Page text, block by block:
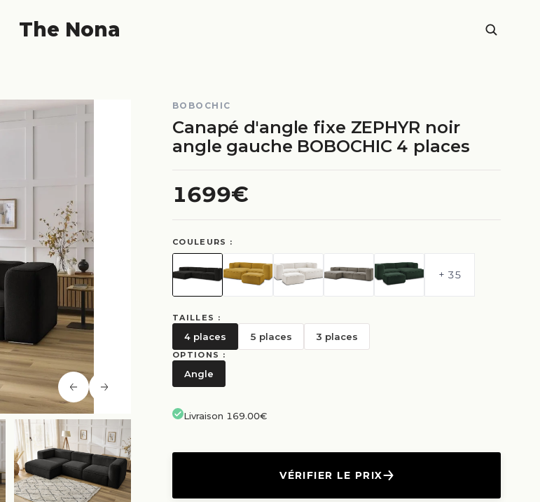
The Nona
BOBOCHIC
Canapé d'angle fixe ZEPHYR noir
angle gauche BOBOCHIC 4 places
1699€
COULEURS :
+ 35
TAILLES :
4 places 5 places 3 places
OPTIONS :
Angle
Livraison 169.00€
VÉRIFIER LE PRIX